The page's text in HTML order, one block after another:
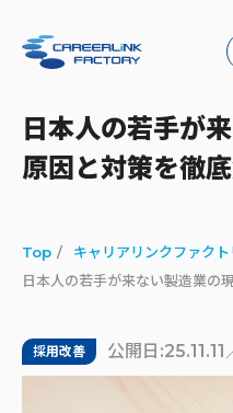
日本人の若手が
原因と対策を徹
Top
キャリアリンクファク
日本人の若手が来ない製造業の
採用改善 公開日